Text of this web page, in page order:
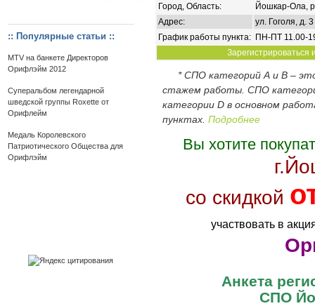
:: Популярные статьи ::
MTV на банкете Директоров
Орифлэйм 2012
Суперальбом легендарной
шведской группы Roxette от
Орифлейм
Медаль Королевского
Патриотического Общества для
Орифлэйм
Город, Область:
Йошкар-Ола,
Адрес:
ул. Гоголя, д. 3
График работы пункта: ПН-ПТ 11.00-
Зарегистрироваться
* СПО категорий А и В –
стажем работы. СПО
категории D в основном
пунктах. Подробнее
Вы хотите
со скидкой
участвовать в
Анкета
СПО